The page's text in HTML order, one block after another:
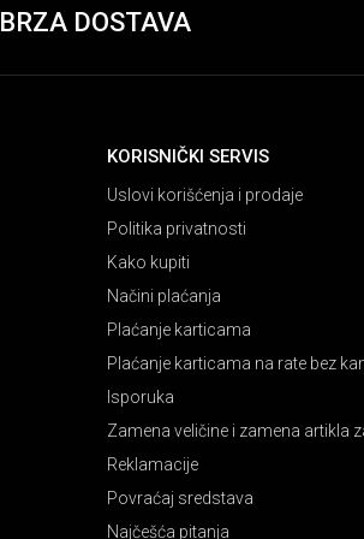
BRZA DOSTAVA
KORISNIČKI SERVIS
Uslovi korišćenja i prodaje
Politika privatnosti
Kako kupiti
Načini plaćanja
Plaćanje karticama
Plaćanje karticama na rate bez
Isporuka
Zamena veličine i zamena artikla
Reklamacije
Povraćaj sredstava
Najčešća pitanja